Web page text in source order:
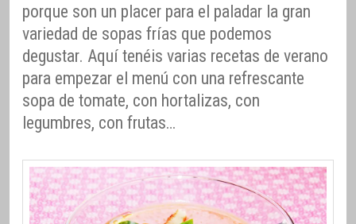
porque son un placer para el paladar la gran
variedad de sopas frías que podemos
degustar. Aquí tenéis varias recetas de verano
para empezar el menú con una refrescante
sopa de tomate, con hortalizas, con
legumbres, con frutas…